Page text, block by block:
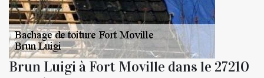
Brun Luigi à Fort Moville dans le 27210